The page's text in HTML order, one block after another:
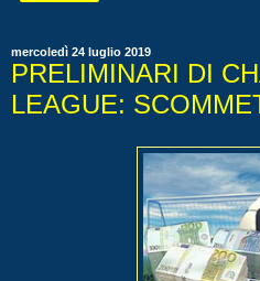
mercoledì 24 luglio 2019
PRELIMINARI DI
LEAGUE: